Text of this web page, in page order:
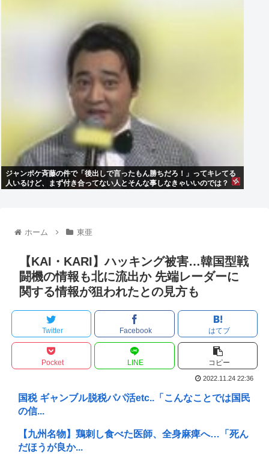
ジャンポケ斉藤の件で「後出しで言ったもん勝ちだろ！」ってキレてる
人いるけど、まず付き合ってない人とそんな事しなきゃいいのでは？
ホーム 東亜
【KAI・KARI】ハッキング被害…韓国型戦
闘機の情報も北に流出か 先端レーダーに
関する情報が狙われたとの見方も
Twitter Facebook はてブ
Pocket LINE コピー
2022.11.24 22:36
国税 ギャンブル脱税パパ活etc..「こんなことでは国民
の信...
【九州名物】鶏刺し食べた医師、全身麻痺へ…「死ん
だほうが良か...